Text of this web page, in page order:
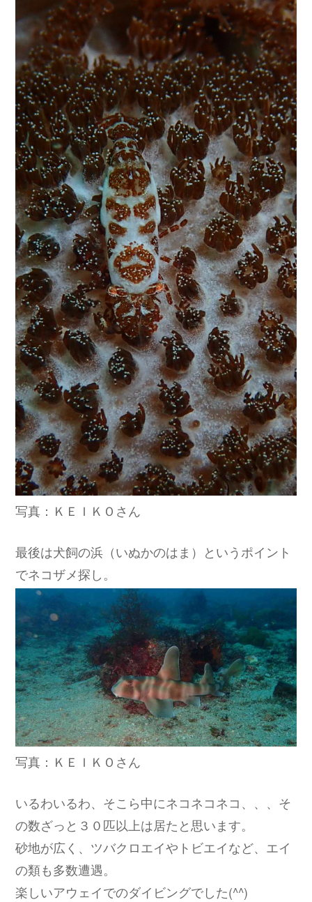
写真：ＫＥＩＫＯさん
最後は犬飼の浜（いぬかのはま）というポイント
でネコザメ探し。
写真：ＫＥＩＫＯさん
いるわいるわ、そこら中にネコネコネコ、、、そ
の数ざっと３０匹以上は居たと思います。
砂地が広く、ツバクロエイやトビエイなど、エイ
の類も多数遭遇。
楽しいアウェイでのダイビングでした(^^)